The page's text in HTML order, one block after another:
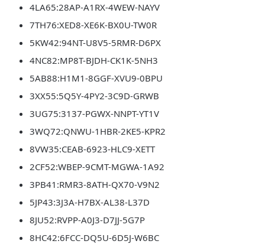
4LA65:28AP-A1RX-4WEW-NAYV
7TH76:XED8-XE6K-BX0U-TW0R
5KW42:94NT-U8V5-5RMR-D6PX
4NC82:MP8T-BJDH-CK1K-5NH3
5AB88:H1M1-8GGF-XVU9-0BPU
3XX55:5Q5Y-4PY2-3C9D-GRWB
3UG75:3137-PGWX-NNPT-YT1V
3WQ72:QNWU-1HBR-2KE5-KPR2
8VW35:CEAB-6923-HLC9-XETT
2CF52:WBEP-9CMT-MGWA-1A92
3PB41:RMR3-8ATH-QX70-V9N2
5JP43:3J3A-H7BX-AL38-L37D
8JU52:RVPP-A0J3-D7JJ-5G7P
8HC42:6FCC-DQ5U-6D5J-W6BC